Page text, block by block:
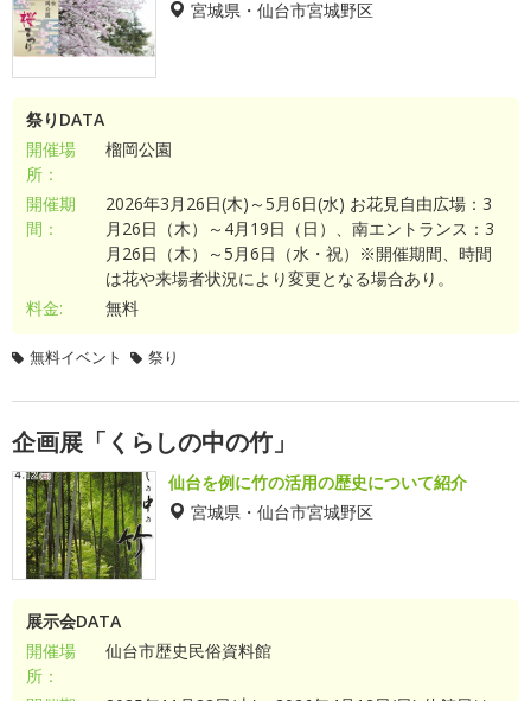
宮城県・仙台市宮城野区
祭りDATA
開催場
所：
榴岡公園
開催期
間：
2026年3月26日(木)～5月6日(水) お花見自由広場：3
月26日（木）～4月19日（日）、南エントランス：3
月26日（木）～5月6日（水・祝）※開催期間、時間
は花や来場者状況により変更となる場合あり。
料金:
無料
無料イベント 祭り
企画展「くらしの中の竹」
仙台を例に竹の活用の歴史について紹介
宮城県・仙台市宮城野区
展示会DATA
開催場
所：
仙台市歴史民俗資料館